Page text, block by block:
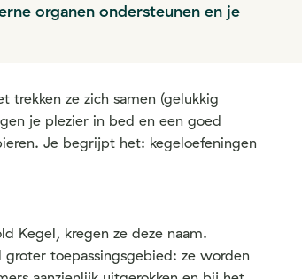
organen ondersteunen en je
trekken ze zich samen (gelukkig
je plezier in bed en een goed
Je begrijpt het: kegeloefeningen
Kegel, kregen ze deze naam.
toepassingsgebied: ze worden